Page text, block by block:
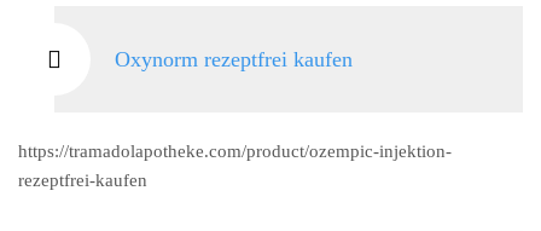
Oxynorm rezeptfrei kaufen
https://tramadolapotheke.com/product/ozempic-injektion-
rezeptfrei-kaufen